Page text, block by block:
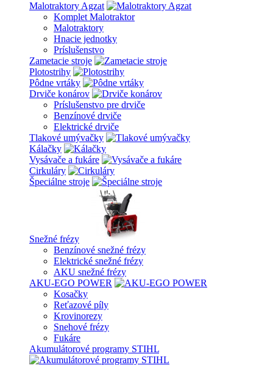
Malotraktory Agzat
Komplet Malotraktor
Malotraktory
Hnacie jednotky
Príslušenstvo
Zametacie stroje
Plotostrihy
Pôdne vrtáky
Drviče konárov
Príslušenstvo pre drviče
Benzínové drviče
Elektrické drviče
Tlakové umývačky
Kálačky
Vysávače a fukáre
Cirkuláry
Špeciálne stroje
Snežné frézy
Benzínové snežné frézy
Elektrické snežné frézy
AKU snežné frézy
AKU-EGO POWER
Kosačky
Reťazové píly
Krovinorezy
Snehové frézy
Fukáre
Akumulátorové programy STIHL